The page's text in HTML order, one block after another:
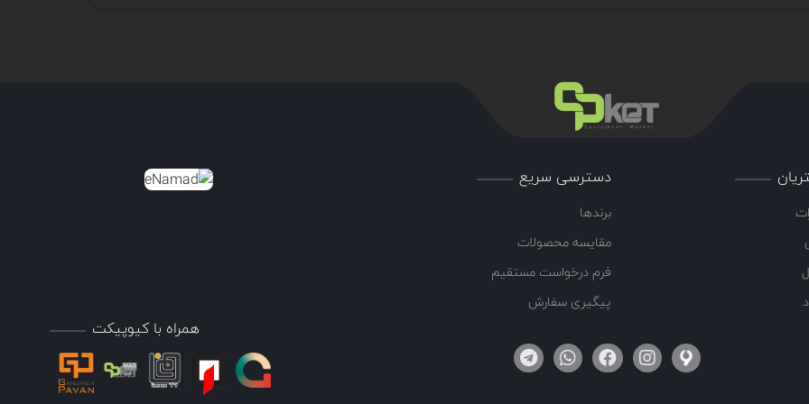
های آتش وجود دارد، مثل موارد زیر مورد استفاده قرار می گیرد:
دسترسی سریع
برندها
مقایسه محصولات
فرم درخواست مستقیم
پیگیری سفارش
همراه با کیوپیکت